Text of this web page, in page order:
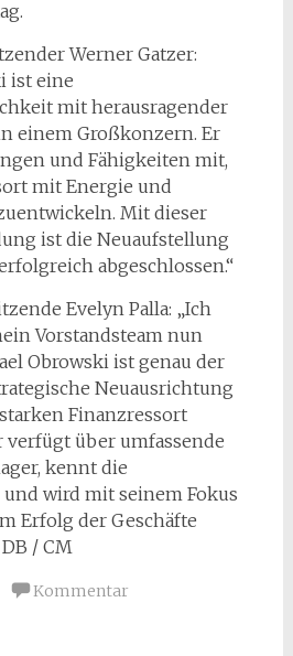
Werner Gatzer:
ist eine
mit herausragender
einem Großkonzern. Er
und Fähigkeiten mit,
mit Energie und
Mit dieser
ist die Neuaufstellung
abgeschlossen.“
Evelyn Palla: „Ich
Vorstandsteam nun
Obrowski ist genau der
Neuausrichtung
Finanzressort
verfügt über umfassende
kennt die
wird mit seinem Fokus
Erfolg der Geschäfte
/ CM
Kommentar